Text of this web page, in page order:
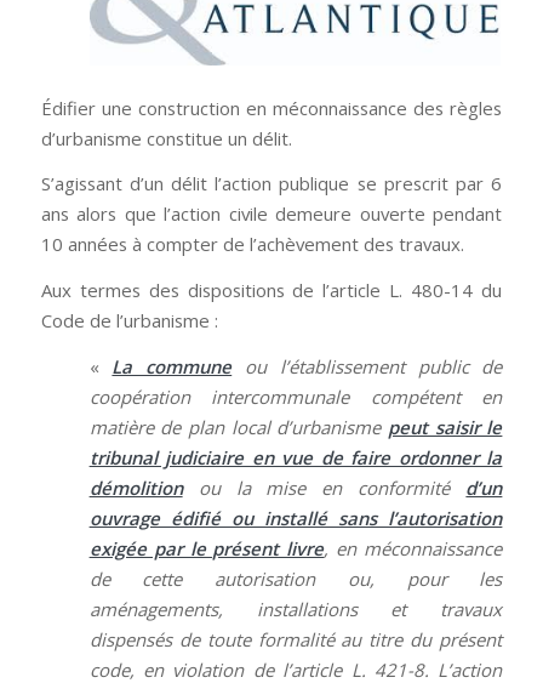
Édifier une construction en méconnaissance des règles
d’urbanisme constitue un délit.
S’agissant d’un délit l’action publique se prescrit par 6
ans alors que l’action civile demeure ouverte pendant
10 années à compter de l’achèvement des travaux.
Aux termes des dispositions de l’article L. 480-14 du
Code de l’urbanisme :
« La communeou l’établissement public de
coopération intercommunale compétent en
matière de plan local d’urbanisme peut saisir le
tribunal judiciaire en vue de faire ordonner la
démolitionou la mise en conformité d’un
ouvrage édifié ou installé sans l’autorisation
exigée par le présent livre, en méconnaissance
de cette autorisation ou, pour les
aménagements, installations et travaux
dispensés de toute formalité au titre du présent
code, en violation de l’article L. 421-8. L’action